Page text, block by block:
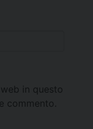
in questo
commento.